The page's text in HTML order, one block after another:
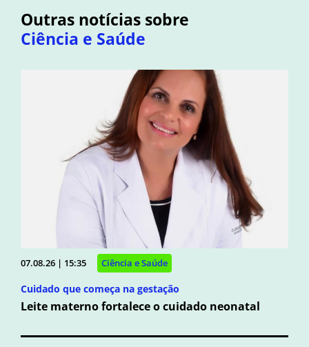
Outras notícias sobre
Ciência e Saúde
07.08.26 | 15:35 Ciência e Saúde
Cuidado que começa na gestação
Leite materno fortalece o cuidado neonatal